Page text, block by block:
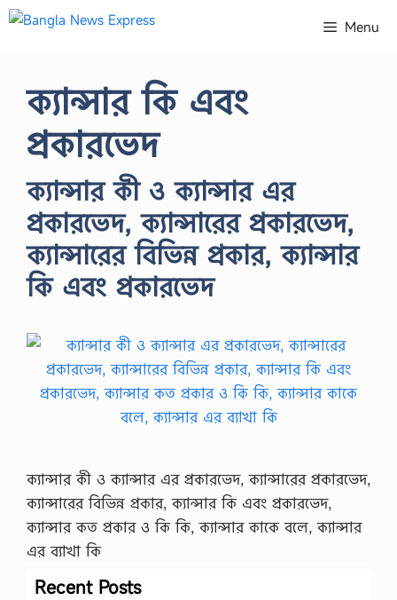
Skip
Menu
ক্যান্সার কি এবং
প্রকারভেদ
ক্যান্সার কী ও ক্যান্সার এর
প্রকারভেদ, ক্যান্সারের প্রকারভেদ,
ক্যান্সারের বিভিন্ন প্রকার, ক্যান্সার
কি এবং প্রকারভেদ
ক্যান্সার কী ও ক্যান্সার এর প্রকারভেদ, ক্যান্সারের প্রকারভেদ,
ক্যান্সারের বিভিন্ন প্রকার, ক্যান্সার কি এবং প্রকারভেদ,
ক্যান্সার কত প্রকার ও কি কি, ক্যান্সার কাকে বলে, ক্যান্সার
এর ব্যাখা কি
Recent Posts